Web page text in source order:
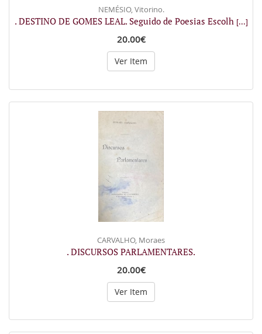
NEMÉSIO, Vitorino.
. DESTINO DE GOMES LEAL. Seguido de Poesias Escolh [...]
20.00€
Ver Item
CARVALHO, Moraes
. DISCURSOS PARLAMENTARES.
20.00€
Ver Item